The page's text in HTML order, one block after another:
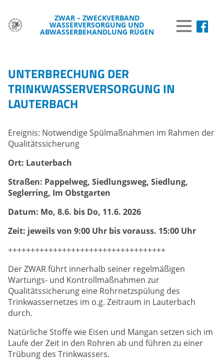
ZWAR – ZWECKVERBAND
WASSERVERSORGUNG UND
ABWASSERBEHANDLUNG RÜGEN MENÜ
TRINKWASSER
ABWASSER
WISSENSWERTES
WASSER & UMWELT
VERÖFFENTLICHUNGEN
INFORMATIONEN
UNTERBRECHUNG DER
TRINKWASSERVERSORGUNG IN
LAUTERBACH
Ereignis: Notwendige Spülmaßnahmen im Rahmen der
Qualitätssicherung
Ort: Lauterbach
Straßen: Pappelweg, Siedlungsweg, Siedlung,
Seglerring, Im Obstgarten
Datum: Mo, 8.6. bis Do, 11.6. 2026
Zeit: jeweils von 9:00 Uhr bis vorauss. 15:00 Uhr
+++++++++++++++++++++++++++++++++++
Der ZWAR führt innerhalb seiner regelmäßigen
Wartungs- und Kontrollmaßnahmen zur
Qualitätssicherung eine Rohrnetzspülung des
Trinkwassernetzes im o.g. Zeitraum in Lauterbach
durch.
Natürliche Stoffe wie Eisen und Mangan setzen sich im
Laufe der Zeit in den Rohren ab und führen zu einer
Trübung des Trinkwassers.